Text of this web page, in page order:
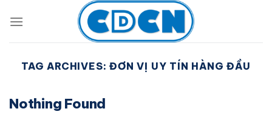
TAG ARCHIVES:ĐƠN VỊ UY TÍN HÀNG ĐẦU
Nothing Found